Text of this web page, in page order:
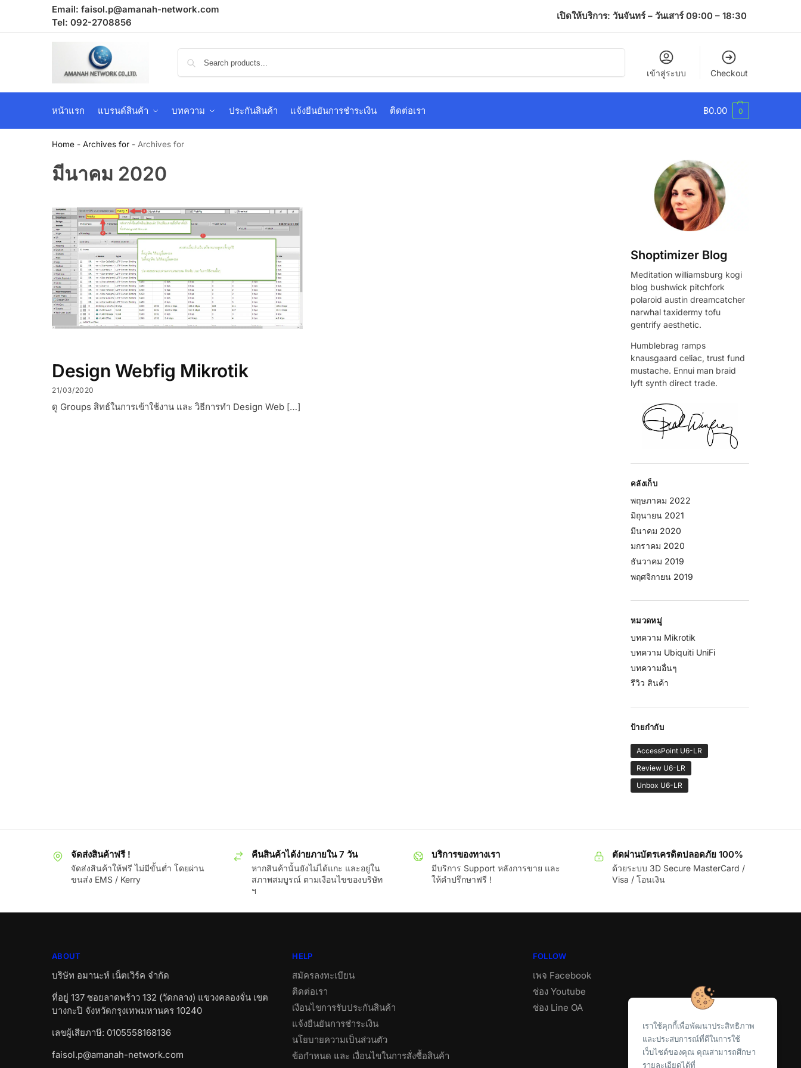
Email: faisol.p@amanah-network.com
Tel: 092-2708856
เปิดให้บริการ: วันจันทร์ – วันเสาร์ 09:00 – 18:30
เข้าสู่ระบบ Checkout
หน้าแรก แบรนด์สินค้า บทความ ประกันสินค้า แจ้งยืนยันการชำระเงิน ติดต่อเรา ฿0.00 0
Home - Archives for - Archives for
มีนาคม 2020
Design Webfig Mikrotik
21/03/2020
ดู Groups สิทธ์ในการเข้าใช้งาน และ วิธีการทำ Design Web […]
Shoptimizer Blog
Meditation williamsburg kogi
blog bushwick pitchfork
polaroid austin dreamcatcher
narwhal taxidermy tofu
gentrify aesthetic.
Humblebrag ramps
knausgaard celiac, trust fund
mustache. Ennui man braid
lyft synth direct trade.
คลังเก็บ
พฤษภาคม 2022
มิถุนายน 2021
มีนาคม 2020
มกราคม 2020
ธันวาคม 2019
พฤศจิกายน 2019
หมวดหมู่
บทความ Mikrotik
บทความ Ubiquiti UniFi
บทความอื่นๆ
รีวิว สินค้า
ป้ายกำกับ
AccessPoint U6-LR
Review U6-LR
Unbox U6-LR
จัดส่งสินค้าฟรี !
จัดส่งสินค้าให้ฟรี ไม่มีขั้นต่ำ โดยผ่าน
ขนส่ง EMS / Kerry
คืนสินค้าได้ง่ายภายใน 7 วัน
หากสินค้านั้นยังไม่ได้แกะ และอยู่ใน
สภาพสมบูรณ์ ตามเงือนไขของบริษัท
ฯ
บริการของทางเรา
มีบริการ Support หลังการขาย และ
ให้คำปรึกษาฟรี !
ตัดผ่านบัตรเครดิตปลอดภัย 100%
ด้วยระบบ 3D Secure MasterCard /
Visa / โอนเงิน
ABOUT
บริษัท อมานะห์ เน็ตเวิร์ค จำกัด
ที่อยู่ 137 ซอยลาดพร้าว 132 (วัดกลาง) แขวงคลองจั่น เขต
บางกะปิ จังหวัดกรุงเทพมหานคร 10240
เลขผู้เสียภาษี: 0105558168136
faisol.p@amanah-network.com
HELP
สมัครลงทะเบียน
ติดต่อเรา
เงือนไขการรับประกันสินค้า
แจ้งยืนยันการชำระเงิน
นโยบายความเป็นส่วนตัว
ข้อกำหนด และ เงื่อนไขในการสั่งซื้อสินค้า
FOLLOW
เพจ Facebook
ช่อง Youtube
ช่อง Line OA
เราใช้คุกกี้เพื่อพัฒนาประสิทธิภาพ
และประสบการณ์ที่ดีในการใช้
เว็บไซต์ของคุณ คุณสามารถศึกษา
รายละเอียดได้ที่